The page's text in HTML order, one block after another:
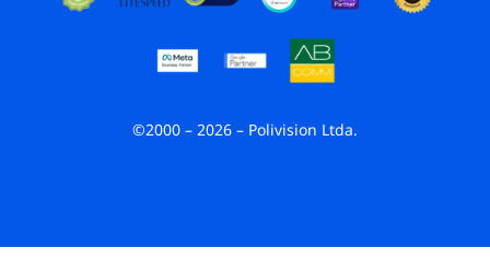
©2000 – 2026 – Polivision Ltda.